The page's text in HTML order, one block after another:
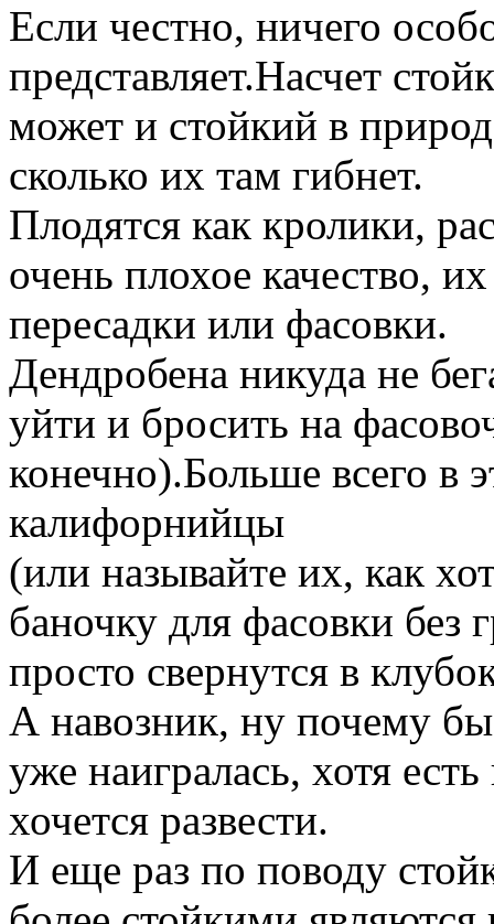
Если честно, ничего
представляет.Насчет
может и стойкий в
сколько их там гибнет.
Плодятся как кролики,
очень плохое качество,
пересадки или фасовки.
Дендробена никуда не
уйти и бросить на
конечно).Больше всего в
калифорнийцы
(или называйте их, как
баночку для фасовки без
просто свернутся в
А навозник, ну почему
уже наигралась, хотя
хочется развести.
И еще раз по поводу